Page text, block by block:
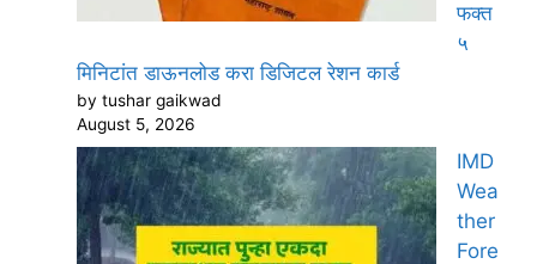
फक्त
५
मिनिटांत डाऊनलोड करा डिजिटल रेशन कार्ड
by tushar gaikwad
August 5, 2026
IMD
Wea
ther
Fore